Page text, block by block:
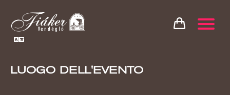
LUOGO DELL'EVENTO